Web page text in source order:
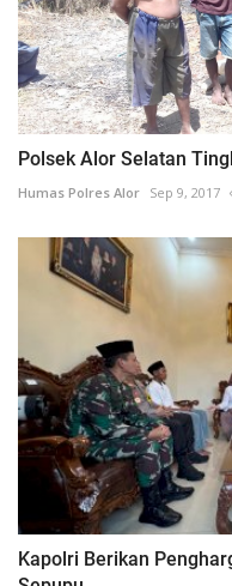
Polsek Alor Selatan
Humas Polres Alor Sep 9, 2017
Kapolri Berikan